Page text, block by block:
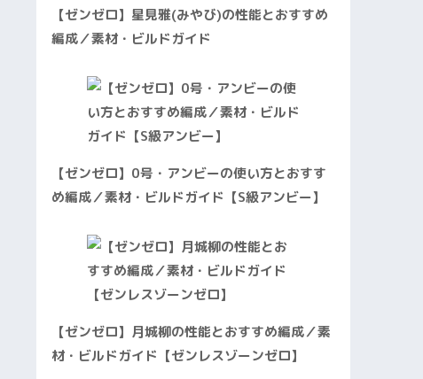
【ゼンゼロ】星見雅(みやび)の性能とおすすめ
編成／素材・ビルドガイド
【ゼンゼロ】0号・アンビーの使い方とおすす
め編成／素材・ビルドガイド【S級アンビー】
【ゼンゼロ】月城柳の性能とおすすめ編成／素
材・ビルドガイド【ゼンレスゾーンゼロ】